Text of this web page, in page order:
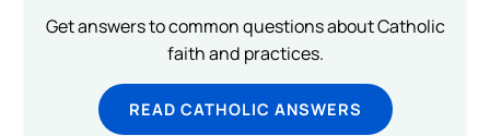
Get answers to common questions about Catholic
faith and practices.
READ CATHOLIC ANSWERS